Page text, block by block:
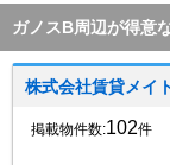
ガノスB周辺が得意
株式会社賃貸メイ
掲載物件数:102件